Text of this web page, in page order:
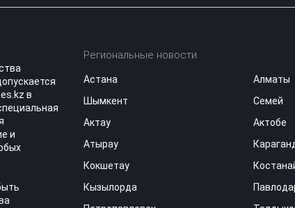
в
и
Региональные новости
Астана
Алматы
Шымкент
Семей
Актау
Актобе
Атырау
Кокшетау
Кызылорда